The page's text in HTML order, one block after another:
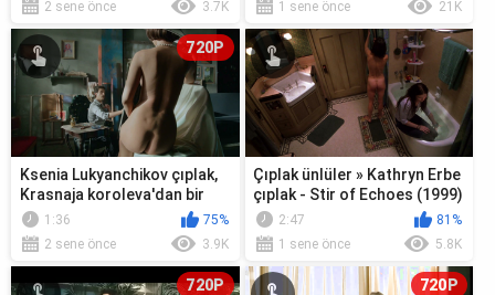
2 sene önce
3.7K
1 sene önce
21K
720P
Ksenia Lukyanchikov çıplak,
Krasnaja koroleva'dan bir
sahne (2015)
1:36
75%
2 sene önce
3.9K
Çıplak ünlüler » Kathryn Erbe
çıplak - Stir of Echoes (1999)
2:47
81%
1 sene önce
5.8K
720P 720P